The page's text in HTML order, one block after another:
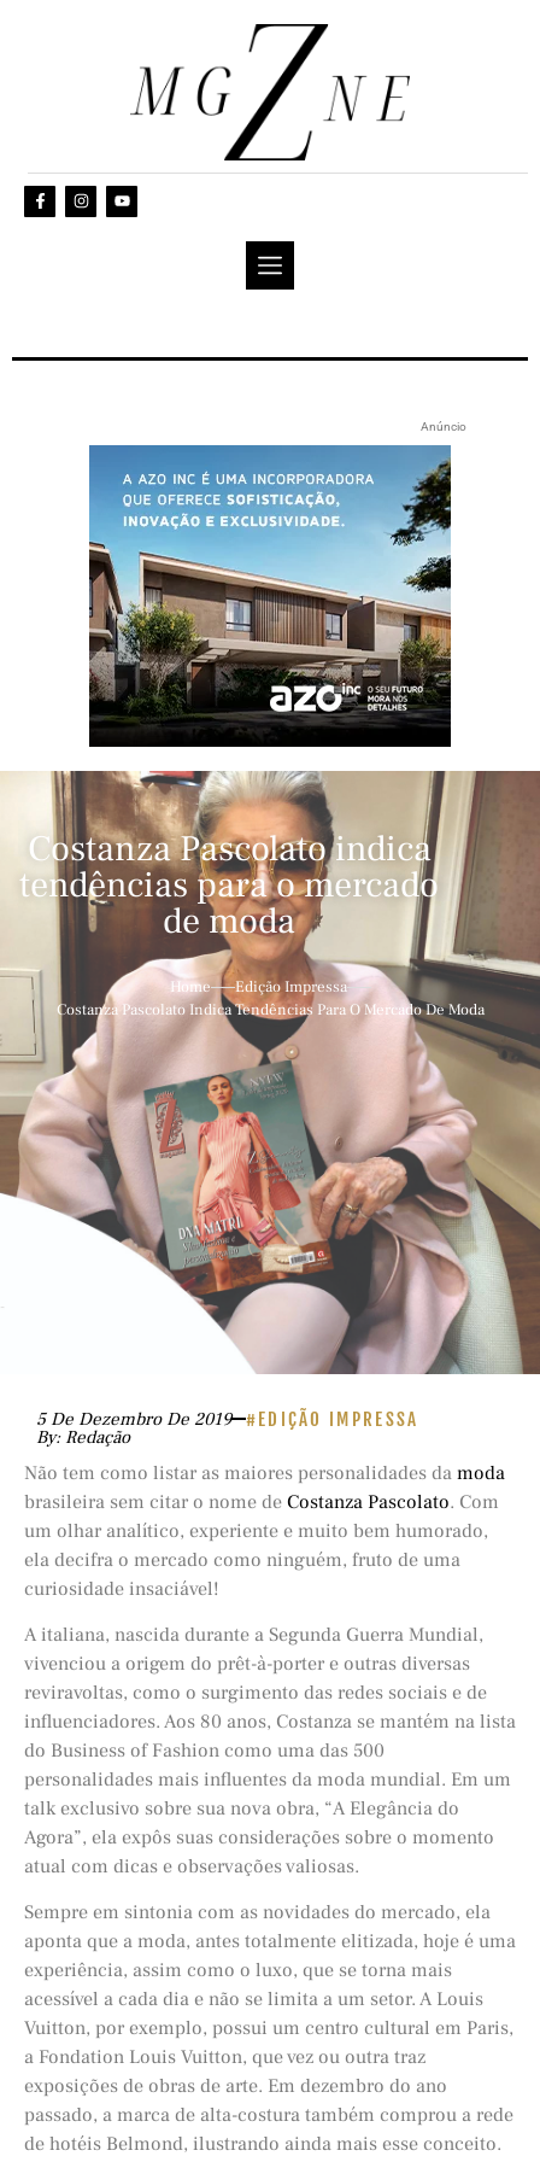
Anúncio
Costanza Pascolato indica
tendências para o mercado
de moda
Home
Edição Impressa
Costanza Pascolato Indica Tendências Para O Mercado De Moda
5 De Dezembro De 2019 #EDIÇÃO IMPRESSA
By: Redação
Não tem como listar as maiores personalidades da moda
brasileira sem citar o nome de Costanza Pascolato. Com
um olhar analítico, experiente e muito bem humorado,
ela decifra o mercado como ninguém, fruto de uma
curiosidade insaciável!
A italiana, nascida durante a Segunda Guerra Mundial,
vivenciou a origem do prêt-à-porter e outras diversas
reviravoltas, como o surgimento das redes sociais e de
influenciadores. Aos 80 anos, Costanza se mantém na lista
do Business of Fashion como uma das 500
personalidades mais influentes da moda mundial. Em um
talk exclusivo sobre sua nova obra, “A Elegância do
Agora”, ela expôs suas considerações sobre o momento
atual com dicas e observações valiosas.
Sempre em sintonia com as novidades do mercado, ela
aponta que a moda, antes totalmente elitizada, hoje é uma
experiência, assim como o luxo, que se torna mais
acessível a cada dia e não se limita a um setor. A Louis
Vuitton, por exemplo, possui um centro cultural em Paris,
a Fondation Louis Vuitton, que vez ou outra traz
exposições de obras de arte. Em dezembro do ano
passado, a marca de alta-costura também comprou a rede
de hotéis Belmond, ilustrando ainda mais esse conceito.